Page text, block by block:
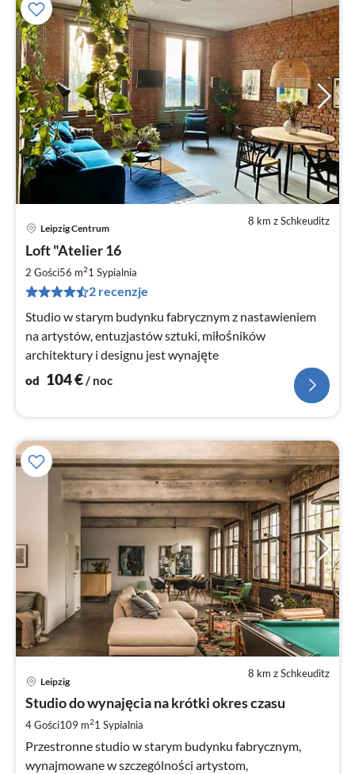
8 km z Schkeuditz
Leipzig Centrum
Loft "Atelier 16
2 Gości56 m21 Sypialnia
2 recenzje
Studio w starym budynku fabrycznym z nastawieniem
na artystów, entuzjastów sztuki, miłośników
architektury i designu jest wynajęte
od 104€/ noc
8 km z Schkeuditz
Leipzig
Studio do wynajęcia na krótki okres czasu
4 Gości109 m21 Sypialnia
Przestronne studio w starym budynku fabrycznym,
wynajmowane w szczególności artystom,